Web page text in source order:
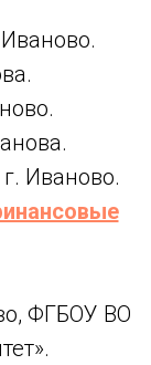
Иваново.
ФГБОУ ВО